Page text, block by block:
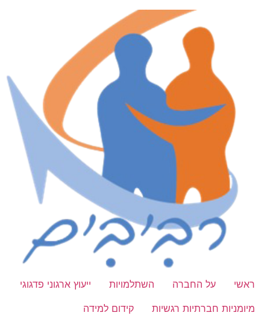
ראשי על החברה השתלמויות
ייעוץ ארגוני פדגוגי
מיומניות חברתיות רגשיות
קידום למידה